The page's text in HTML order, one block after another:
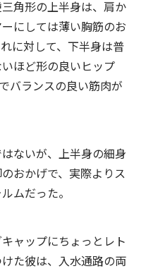
角形の上半身は、肩か
にしては薄い胸筋のお
に対して、下半身は普
ほど形の良いヒップ
バランスの良い筋肉が
ないが、上半身の細身
おかげで、実際よりス
ムだった。
ャップにちょっとレト
た彼は、入水通路の両